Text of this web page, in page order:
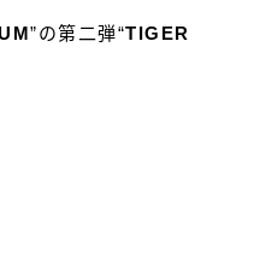
”の第二弾“TIGER